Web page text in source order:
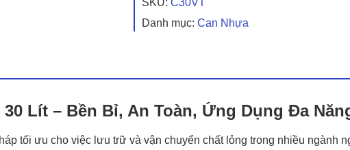
SKU: C30VT
Danh mục: Can Nhựa
Lít – Bền Bỉ, An Toàn, Ứng Dụng Đa
tối ưu cho việc lưu trữ và vận chuyển chất lỏng trong nhiều ngành